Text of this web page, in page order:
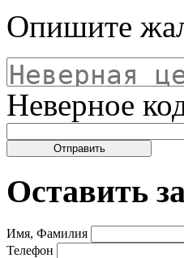
Опишите
Неверное
Оставить
Имя, Фамилия
Телефон